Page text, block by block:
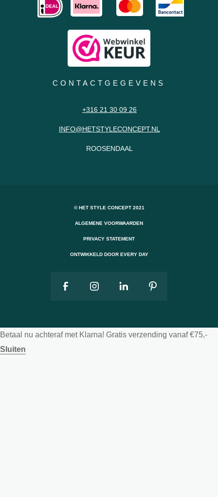
CONTACTGEGEVENS
+316 21 30 09 26
INFO@HETSTYLECONCEPT.NL
ROOSENDAAL
© HET STYLE CONCEPT 2021
ALGEMENE VOORWAARDEN
PRIVACY STATEMENT
ONTWIKKELD DOOR EVERY DAY
Betaal nu achteraf met Klarna! Gratis verzending vanaf €75,-
Sluiten